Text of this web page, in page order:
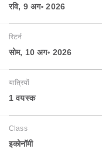
रवि, 9 अग॰ 2026
रिटर्न
सोम, 10 अग॰ 2026
यात्रियों
1 वयस्‍क
Class
इकोनॉमी